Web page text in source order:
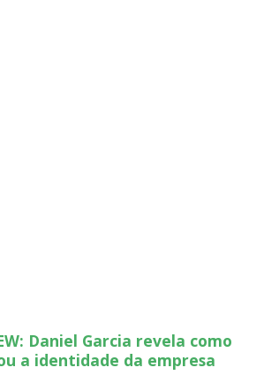
Daniel Garcia revela como
a identidade da empresa